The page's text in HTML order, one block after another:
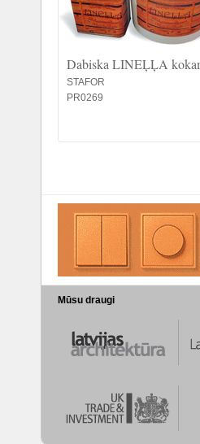
Dabiska LINEĻĻA
STAFOR
PR0269
Mūsu draugi